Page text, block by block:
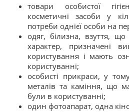
товари особистої
косметичні засоби у
потреби однієї особи на
одяг, білизна, взуття,
характер, призначені
користування і мають
користуванні;
особисті прикраси, у
металів та каміння, що
були в користуванні;
один фотоапарат, одна